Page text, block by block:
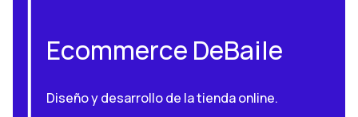
Ecommerce DeBaile
Diseño y desarrollo de la tienda online.